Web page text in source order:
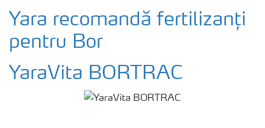
Yara recomandă fertilizanți
pentru Bor
YaraVita BORTRAC